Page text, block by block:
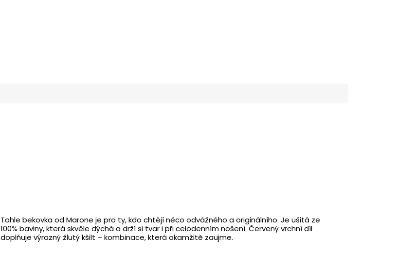
Tahle bekovka od Marone je pro ty, kdo chtějí něco odvážného a originálního. Je ušitá ze
100% bavlny, která skvěle dýchá a drží si tvar i při celodenním nošení. Červený vrchní díl
doplňuje výrazný žlutý kšilt – kombinace, která okamžitě zaujme.